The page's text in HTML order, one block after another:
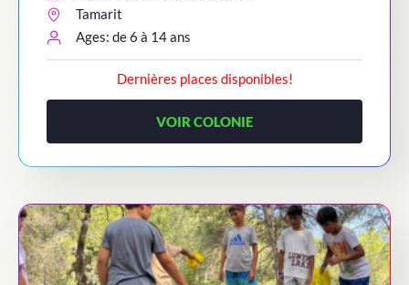
Tamarit
Ages: de 6 à 14 ans
Dernières places disponibles!
VOIR COLONIE